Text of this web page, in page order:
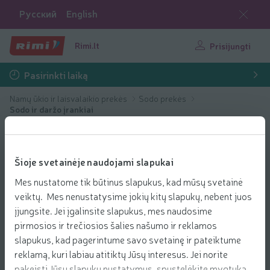
Šioje svetainėje naudojami slapukai
Mes nustatome tik būtinus slapukus, kad mūsų svetainė
veiktų. Mes nenustatysime jokių kitų slapukų, nebent juos
įjungsite. Jei įgalinsite slapukus, mes naudosime
pirmosios ir trečiosios šalies našumo ir reklamos
slapukus, kad pagerintume savo svetainę ir pateiktume
reklamą, kuri labiau atitiktų Jūsų interesus. Jei norite
Русский English
Rimi.lt Prisijungti
Pasirinkti laiką
Namų ūkio ir laisvalaikio prekės
Sodo prekės
Sodo ir daržo įrankiai